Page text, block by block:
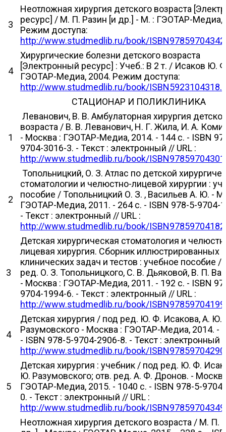
3
Неотложная хирургия детского возраста
ресурс] / М. П. Разин [и др.] - М. : ГЭОТАР-Медиа,
Режим доступа:
http://www.studmedlib.ru/book/
4
Хирургические болезни детского возраста
[Электронный ресурс] : Учеб.: В 2 т. / Исаков Ю.
ГЭОТАР-Медиа, 2004. Режим доступа:
http://www.studmedlib.ru/book/
СТАЦИОНАР И ПОЛИКЛИНИКА
1
Леванович, В. В. Амбулаторная хирургия
возраста / В. В. Леванович, Н. Г. Жила, И. А.
- Москва : ГЭОТАР-Медиа, 2014. - 144 с. - ISBN
9704-3016-3. - Текст : электронный // URL :
http://www.studmedlib.ru/book/
2
Топольницкий, О. З. Атлас по детской
стоматологии и челюстно-лицевой хирургии :
пособие / Топольницкий О. З. , Васильев А. Ю. -
ГЭОТАР-Медиа, 2011. - 264 с. - ISBN 978-5-9704-
- Текст : электронный // URL :
http://www.studmedlib.ru/book/
3
Детская хирургическая стоматология и
лицевая хирургия. Сборник иллюстрированных
клинических задач и тестов : учебное пособие /
ред. О. З. Топольницкого, С. В. Дьяковой, В. П.
- Москва : ГЭОТАР-Медиа, 2011. - 192 с. - ISBN
9704-1994-6. - Текст : электронный // URL :
http://www.studmedlib.ru/book/
4
Детская хирургия / под ред. Ю. Ф. Исакова, А. Ю.
Разумовского - Москва : ГЭОТАР-Медиа, 2014. -
- ISBN 978-5-9704-2906-8. - Текст : электронный
http://www.studmedlib.ru/book/
5
Детская хирургия : учебник / под ред. Ю. Ф.
Ю. Разумовского; отв. ред. А. Ф. Дронов. -
ГЭОТАР-Медиа, 2015. - 1040 с. - ISBN 978-5-
0. - Текст : электронный // URL :
http://www.studmedlib.ru/book/
Неотложная хирургия детского возраста / М. П.